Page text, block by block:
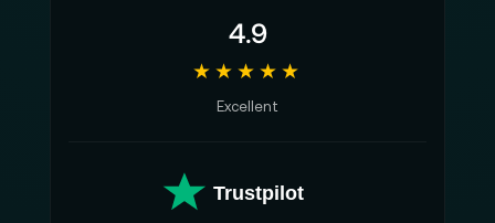
4.9
★★★★★
Excellent
Trustpilot